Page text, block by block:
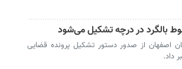
بالگرد در درچه تشکیل می‌شود
اصفهان از صدور دستور تشکیل پرونده قضایی
داد.